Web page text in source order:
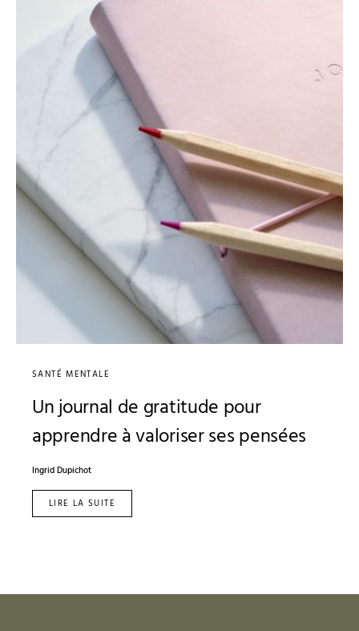
SANTÉ MENTALE
Un journal de gratitude pour
apprendre à valoriser ses pensées
Ingrid Dupichot
LIRE LA SUITE